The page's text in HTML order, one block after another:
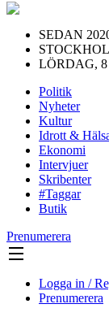
SEDAN
LÖRDAG, 8
Politik
Nyheter
Kultur
Idrott &
Ekonomi
Intervjuer
Skribenter
#Taggar
Butik
Prenumerera
Logga in /
Prenumerera